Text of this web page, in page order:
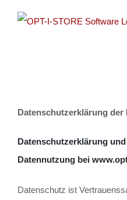
Datenschutzerklärung der
Datenschutzerklärung
Datennutzung bei
Datenschutz ist